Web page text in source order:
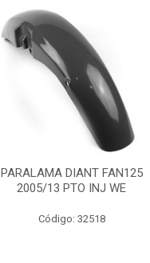
PARALAMA DIANT FAN125
2005/13 PTO INJ WE
Código: 32518